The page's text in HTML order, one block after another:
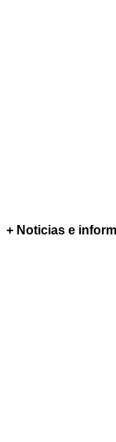
+ Noticias e